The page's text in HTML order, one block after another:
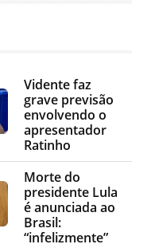
Vidente faz
grave previsão
envolvendo o
apresentador
Ratinho
Morte do
presidente Lula
é anunciada ao
Brasil:
“infelizmente”